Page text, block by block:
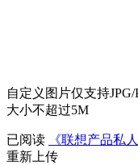
自定义图片仅支持
大小不超过5M
已阅读
《联想产品私
重新上传